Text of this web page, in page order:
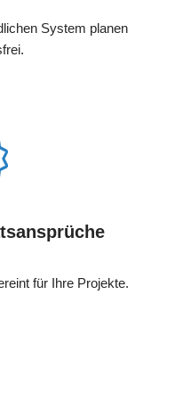
System planen
für Ihre Projekte.